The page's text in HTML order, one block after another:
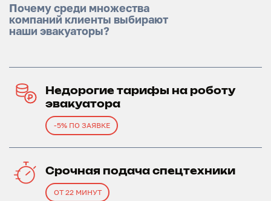
Почему среди множества
компаний клиенты выбирают
наши эвакуаторы?
Недорогие тарифы на роботу
эвакуатора
-5% ПО ЗАЯВКЕ
Срочная подача спецтехники
ОТ 22 МИНУТ